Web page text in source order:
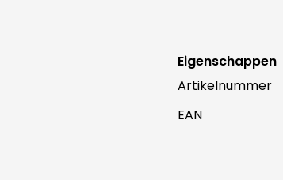
Eigenschappen
Artikelnummer
EAN